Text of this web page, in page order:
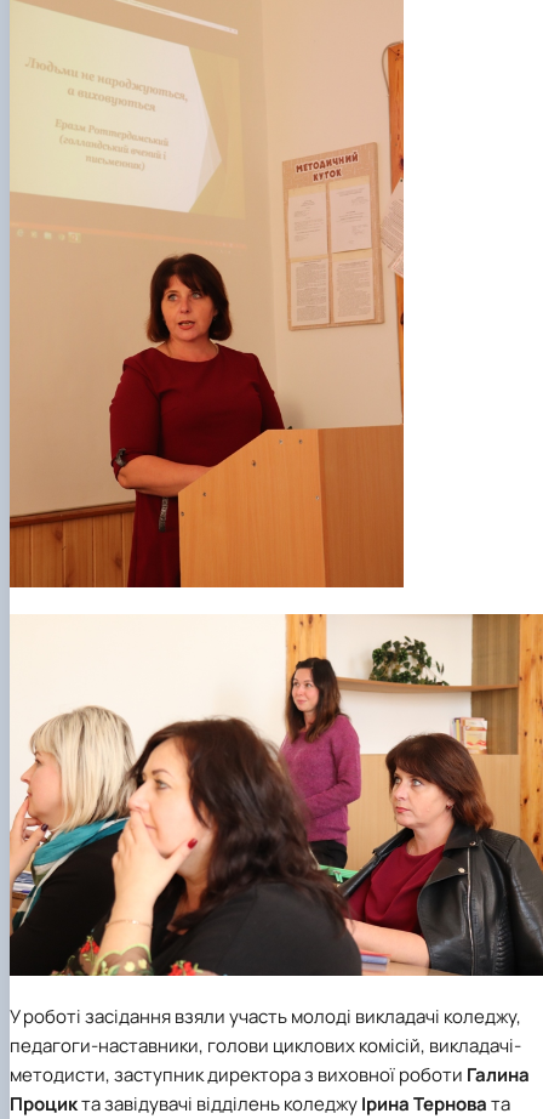
У роботі засідання взяли участь молоді викладачі коледжу,
педагоги-наставники, голови циклових комісій, викладачі-
методисти, заступник директора з виховної роботи Галина
Процикта завідувачі відділень коледжуІрина Терновата